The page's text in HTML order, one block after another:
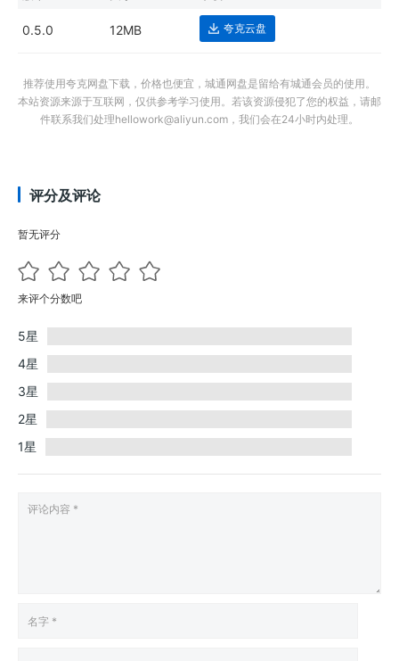
0.5.0 12MB 夸克云盘
推荐使用夸克网盘下载，价格也便宜，城通网盘是留给有城通会员的使用。
本站资源来源于互联网，仅供参考学习使用。若该资源侵犯了您的权益，请邮
件联系我们处理hellowork@aliyun.com，我们会在24小时内处理。
评分及评论
暂无评分
来评个分数吧
5星
4星
3星
2星
1星